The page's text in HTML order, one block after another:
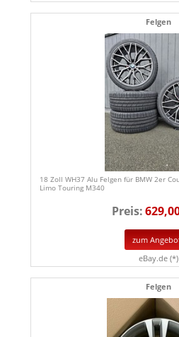
Felgen
18 Zoll WH37 Alu Felgen für BMW 2er
Limo Touring M340
Preis:
zum
eBay.de (*)
Felgen